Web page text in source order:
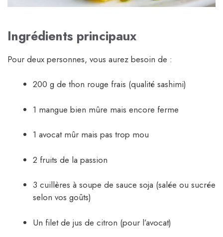
Ingrédients principaux
Pour deux personnes, vous aurez besoin de :
200 g de thon rouge frais (qualité sashimi)
1 mangue bien mûre mais encore ferme
1 avocat mûr mais pas trop mou
2 fruits de la passion
3 cuillères à soupe de sauce soja (salée ou sucrée
selon vos goûts)
Un filet de jus de citron (pour l’avocat)